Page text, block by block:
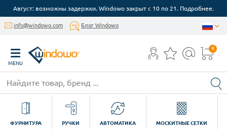
Август: возможны задержки. Windowo закрыт с 10 по 21. Подробнее.
info@windowo.com Блог Windowo
MENU
0
ФУРНИТУРА РУЧКИ АВТОМАТИКА МОСКИТНЫЕ СЕТКИ